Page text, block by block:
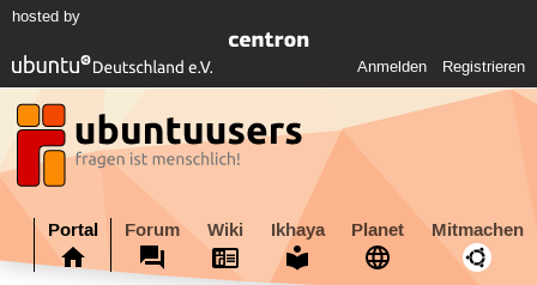
hosted by
Anmelden Registrieren
Portal Forum Wiki Ikhaya Planet Mitmachen